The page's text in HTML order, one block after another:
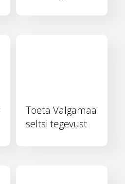
Toeta Valgamaa
seltsi tegevust